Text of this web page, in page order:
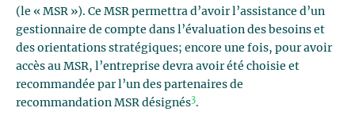
(le « MSR »). Ce MSR permettra d’avoir l’assistance d’un
gestionnaire de compte dans l’évaluation des besoins et
des orientations stratégiques; encore une fois, pour avoir
accès au MSR, l’entreprise devra avoir été choisie et
recommandée par l’un des partenaires de
recommandation MSR désignés3.